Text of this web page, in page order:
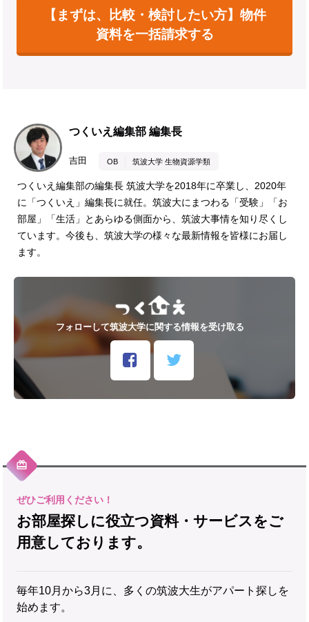
【まずは、比較・検討したい方】物件
資料を一括請求する
つくいえ編集部 編集長
吉田 OB 筑波大学 生物資源学類
つくいえ編集部の編集長 筑波大学を2018年に卒業し、2020年
に「つくいえ」編集長に就任。筑波大にまつわる「受験」「お
部屋」「生活」とあらゆる側面から、筑波大事情を知り尽くし
ています。今後も、筑波大学の様々な最新情報を皆様にお届し
ます。
フォローして筑波大学に関する情報を受け取る
お部屋探しに役立つ資料・サービスをご
用意しております。
毎年10月から3月に、多くの筑波大生がアパート探しを
始めます。